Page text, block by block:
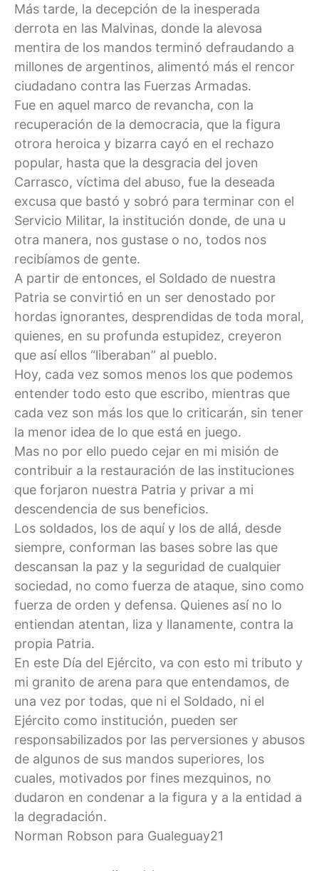
Más tarde, la decepción de la inesperada
derrota en las Malvinas, donde la alevosa
mentira de los mandos terminó defraudando a
millones de argentinos, alimentó más el rencor
ciudadano contra las Fuerzas Armadas.
Fue en aquel marco de revancha, con la
recuperación de la democracia, que la figura
otrora heroica y bizarra cayó en el rechazo
popular, hasta que la desgracia del joven
Carrasco, víctima del abuso, fue la deseada
excusa que bastó y sobró para terminar con el
Servicio Militar, la institución donde, de una u
otra manera, nos gustase o no, todos nos
recibíamos de gente.
A partir de entonces, el Soldado de nuestra
Patria se convirtió en un ser denostado por
hordas ignorantes, desprendidas de toda moral,
quienes, en su profunda estupidez, creyeron
que así ellos “liberaban” al pueblo.
Hoy, cada vez somos menos los que podemos
entender todo esto que escribo, mientras que
cada vez son más los que lo criticarán, sin tener
la menor idea de lo que está en juego.
Mas no por ello puedo cejar en mi misión de
contribuir a la restauración de las instituciones
que forjaron nuestra Patria y privar a mi
descendencia de sus beneficios.
Los soldados, los de aquí y los de allá, desde
siempre, conforman las bases sobre las que
descansan la paz y la seguridad de cualquier
sociedad, no como fuerza de ataque, sino como
fuerza de orden y defensa. Quienes así no lo
entiendan atentan, liza y llanamente, contra la
propia Patria.
En este Día del Ejército, va con esto mi tributo y
mi granito de arena para que entendamos, de
una vez por todas, que ni el Soldado, ni el
Ejército como institución, pueden ser
responsabilizados por las perversiones y abusos
de algunos de sus mandos superiores, los
cuales, motivados por fines mezquinos, no
dudaron en condenar a la figura y a la entidad a
la degradación.
Norman Robson para Gualeguay21